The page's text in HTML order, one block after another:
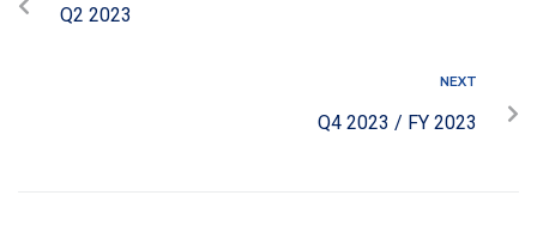
Q2 2023
NEXT
Q4 2023 / FY 2023